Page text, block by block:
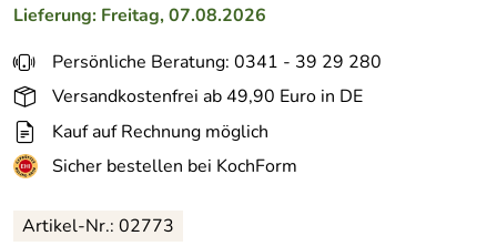
Lieferung: Freitag, 07.08.2026
Persönliche Beratung: 0341 - 39 29 280
Versandkostenfrei ab 49,90 Euro in DE
Kauf auf Rechnung möglich
Sicher bestellen bei KochForm
Artikel-Nr.: 02773